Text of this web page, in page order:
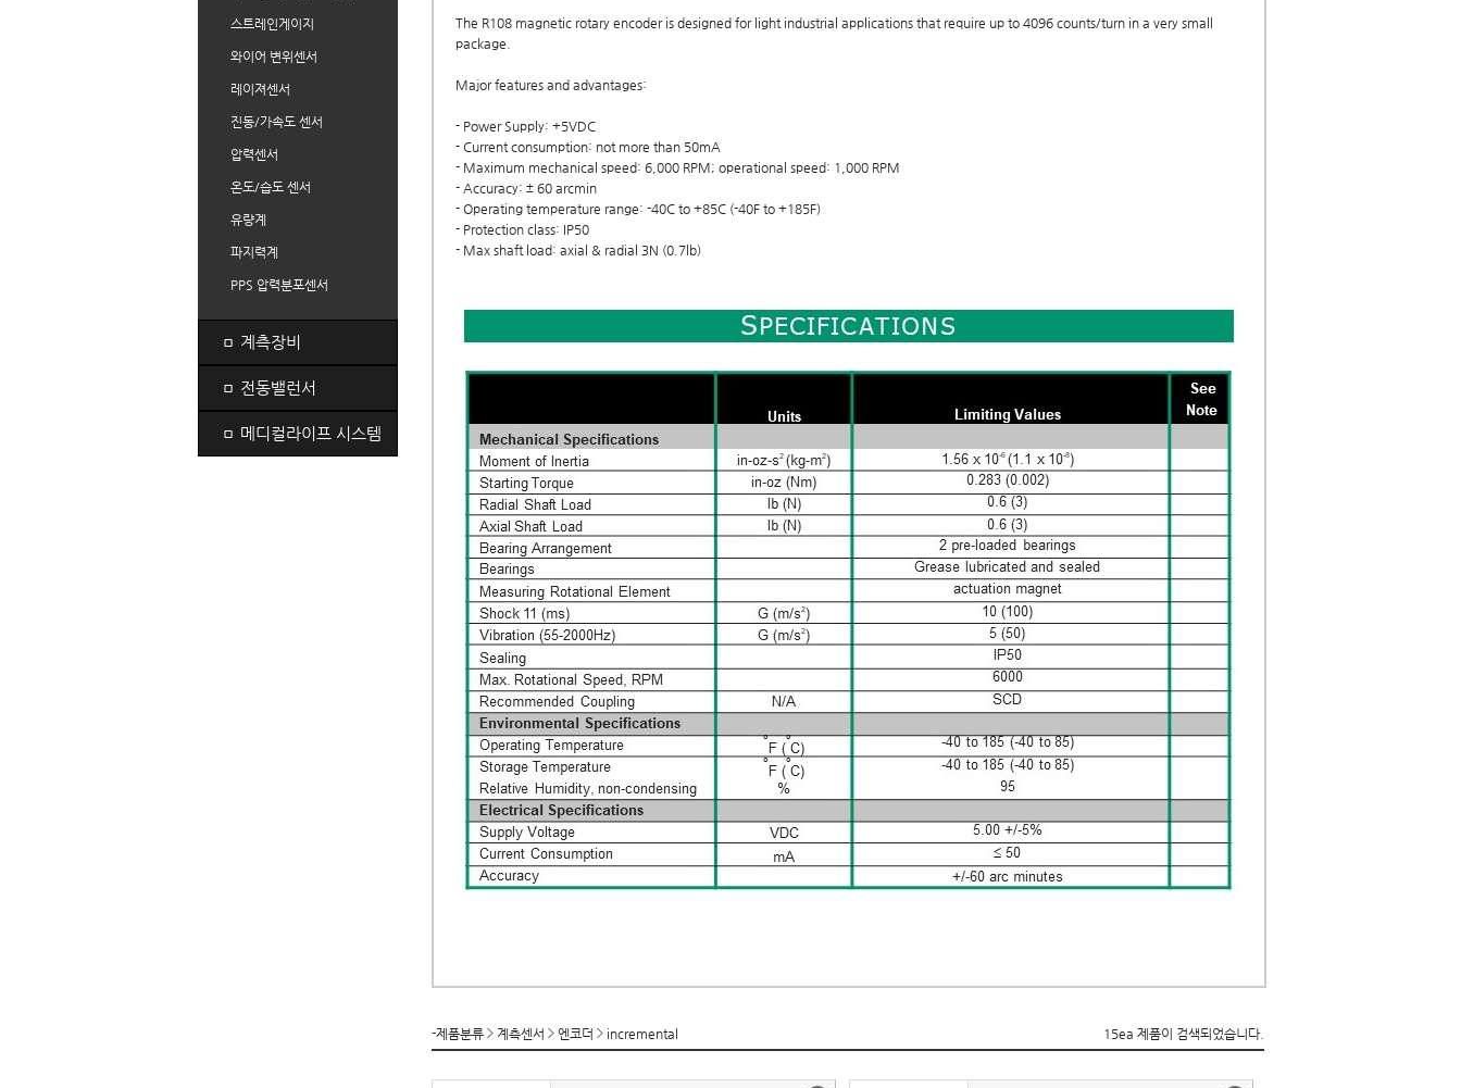
스트레인게이지
와이어 변위센서
레이져센서
진동/가속도 센서
압력센서
온도/습도 센서
유량계
파지력계
PPS 압력분포센서
ㅁ 계측장비
ㅁ 전동밸런서
ㅁ 메디컬라이프 시스템
The R108 magnetic rotary encoder is designed for light industrial applications that require up to 4096 counts/turn in a very small
package.
Major features and advantages:
- Power Supply: +5VDC
- Current consumption: not more than 50mA
- Maximum mechanical speed: 6,000 RPM; operational speed: 1,000 RPM
- Accuracy: ± 60 arcmin
- Operating temperature range: -40C to +85C (-40F to +185F)
- Protection class: IP50
- Max shaft load: axial & radial 3N (0.7lb)
-제품분류 계측센서 엔코더 incremental 15ea 제품이 검색되었습니다.